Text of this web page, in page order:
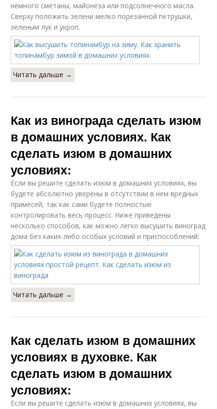
немного сметаны, майонеза или подсолнечного масла.
Сверху положить зелени мелко порезанной петрушки,
зеленым лук и укроп.
Читать дальше →
Как из винограда сделать изюм
в домашних условиях. Как
сделать изюм в домашних
условиях:
Если вы решите сделать изюм в домашних условиях, вы
будете абсолютно уверены в отсутствии в нем вредных
примесей, так как сами будете полностью
контролировать весь процесс. Ниже приведены
несколько способов, как можно легко высушить виноград
дома без каких-либо особых условий и приспособлений:
Читать дальше →
Как сделать изюм в домашних
условиях в духовке. Как
сделать изюм в домашних
условиях:
Если вы решите сделать изюм в домашних условиях, вы